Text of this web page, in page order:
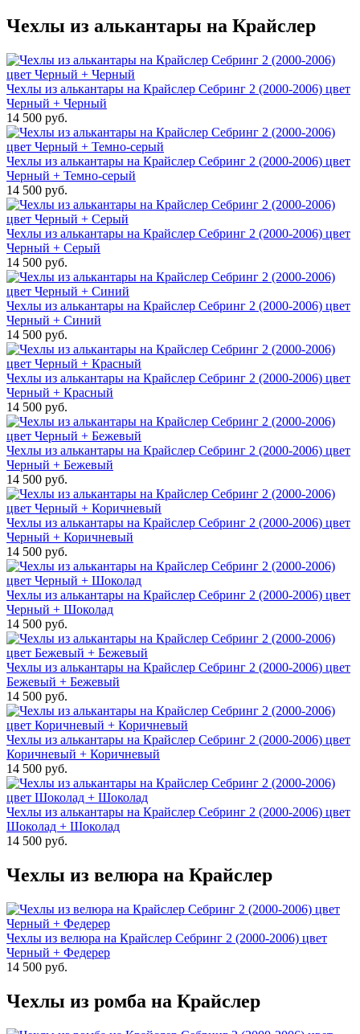
Чехлы из алькантары на Крайслер
Чехлы из алькантары на Крайслер Себринг 2 (2000-2006) цвет
Черный + Черный
14 500 руб.
Чехлы из алькантары на Крайслер Себринг 2 (2000-2006) цвет
Черный + Темно-серый
14 500 руб.
Чехлы из алькантары на Крайслер Себринг 2 (2000-2006) цвет
Черный + Серый
14 500 руб.
Чехлы из алькантары на Крайслер Себринг 2 (2000-2006) цвет
Черный + Синий
14 500 руб.
Чехлы из алькантары на Крайслер Себринг 2 (2000-2006) цвет
Черный + Красный
14 500 руб.
Чехлы из алькантары на Крайслер Себринг 2 (2000-2006) цвет
Черный + Бежевый
14 500 руб.
Чехлы из алькантары на Крайслер Себринг 2 (2000-2006) цвет
Черный + Коричневый
14 500 руб.
Чехлы из алькантары на Крайслер Себринг 2 (2000-2006) цвет
Черный + Шоколад
14 500 руб.
Чехлы из алькантары на Крайслер Себринг 2 (2000-2006) цвет
Бежевый + Бежевый
14 500 руб.
Чехлы из алькантары на Крайслер Себринг 2 (2000-2006) цвет
Коричневый + Коричневый
14 500 руб.
Чехлы из алькантары на Крайслер Себринг 2 (2000-2006) цвет
Шоколад + Шоколад
14 500 руб.
Чехлы из велюра на Крайслер
Чехлы из велюра на Крайслер Себринг 2 (2000-2006) цвет
Черный + Федерер
14 500 руб.
Чехлы из ромба на Крайслер